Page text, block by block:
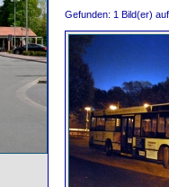
Gefunden: 1 Bild(er)